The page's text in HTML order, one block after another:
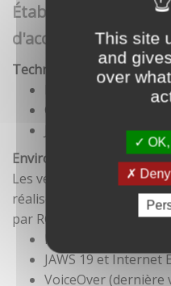
This site
and
over
Établissement de
d'accessibilité
Technologies utilisées
CSS
Environnement de test
Les vérifications de
réalisées conformément
par RGAA 3.
Firefox et NVDA
JAWS 19 et Internet
VoiceOver (dernière